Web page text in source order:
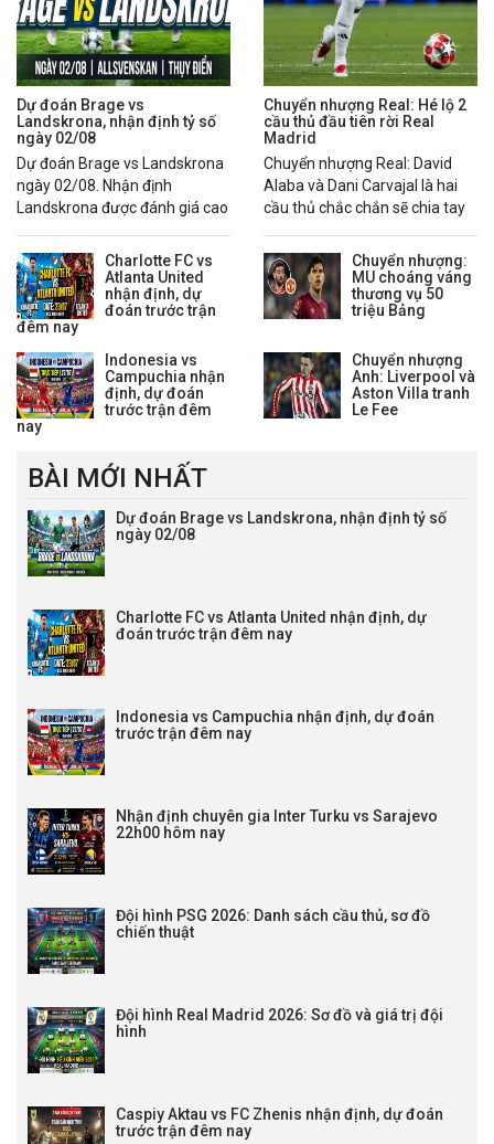
Dự đoán Brage vs
Landskrona, nhận định tỷ số
ngày 02/08
Dự đoán Brage vs Landskrona
ngày 02/08. Nhận định
Landskrona được đánh giá cao
định.
Charlotte FC vs
Atlanta United
nhận định, dự
đoán trước trận
đêm nay
Indonesia vs
Campuchia nhận
định, dự đoán
trước trận đêm
nay
Chuyển nhượng Real: Hé lộ 2
cầu thủ đầu tiên rời Real
Madrid
Chuyển nhượng Real: David
Alaba và Dani Carvajal là hai
cầu thủ chắc chắn sẽ chia tay
2026.
Chuyển nhượng:
MU choáng váng
thương vụ 50
triệu Bảng
Chuyển nhượng
Anh: Liverpool và
Aston Villa tranh
Le Fee
BÀI MỚI NHẤT
Dự đoán Brage vs Landskrona, nhận định tỷ số
ngày 02/08
Charlotte FC vs Atlanta United nhận định, dự
đoán trước trận đêm nay
Indonesia vs Campuchia nhận định, dự đoán
trước trận đêm nay
Nhận định chuyên gia Inter Turku vs Sarajevo
22h00 hôm nay
Đội hình PSG 2026: Danh sách cầu thủ, sơ đồ
chiến thuật
Đội hình Real Madrid 2026: Sơ đồ và giá trị đội
hình
Caspiy Aktau vs FC Zhenis nhận định, dự đoán
trước trận đêm nay